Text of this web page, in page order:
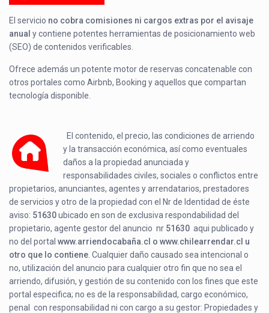
El servicio no cobra comisiones ni cargos extras por el avisaje
anual y contiene potentes herramientas de posicionamiento web
(SEO) de contenidos verificables.
Ofrece además un potente motor de reservas concatenable con
otros portales como Airbnb, Booking y aquellos que compartan
tecnología disponible.
El contenido, el precio, las condiciones de arriendo
y la transacción económica, así como eventuales
daños a la propiedad anunciada y
responsabilidades civiles, sociales o conflictos entre
propietarios, anunciantes, agentes y arrendatarios, prestadores
de servicios y otro de la propiedad con el Nr de Identidad de éste
aviso: 51630ubicado enson de exclusiva respondabilidad del
propietario, agente gestor del anuncio nr 51630 aqui publicado y
no del portalwww.arriendocabaña.cl o www.chilearrendar.cl u
otro que lo contiene . Cualquier daño causado sea intencional o
no, utilización del anuncio para cualquier otro fin que no sea el
arriendo, difusión, y gestión de su contenido con los fines que este
portal especifica; no es de la responsabilidad, cargo económico,
penal con responsabilidad ni con cargo a su gestor: Propiedades y